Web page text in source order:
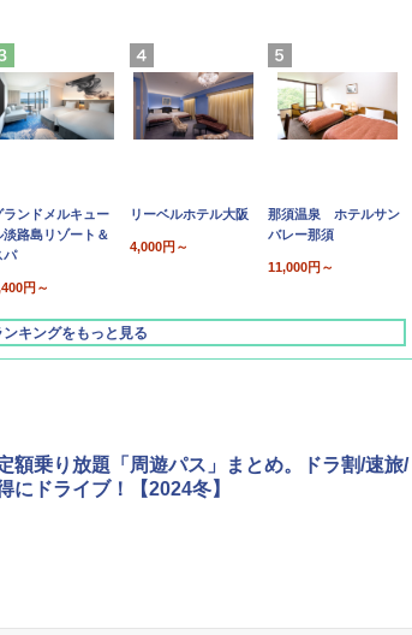
ランドメルキュー
淡路島リゾート＆
パ
円～
リーベルホテル大阪
4,000円～
那須温泉 ホテルサン
バレー那須
11,000円～
ンキングをもっと見る
額乗り放題「周遊パス」まとめ。ドラ割/速旅/
にドライブ！【2024冬】